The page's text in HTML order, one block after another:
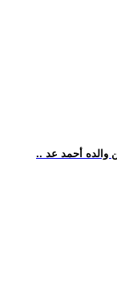
والده أحمد عد